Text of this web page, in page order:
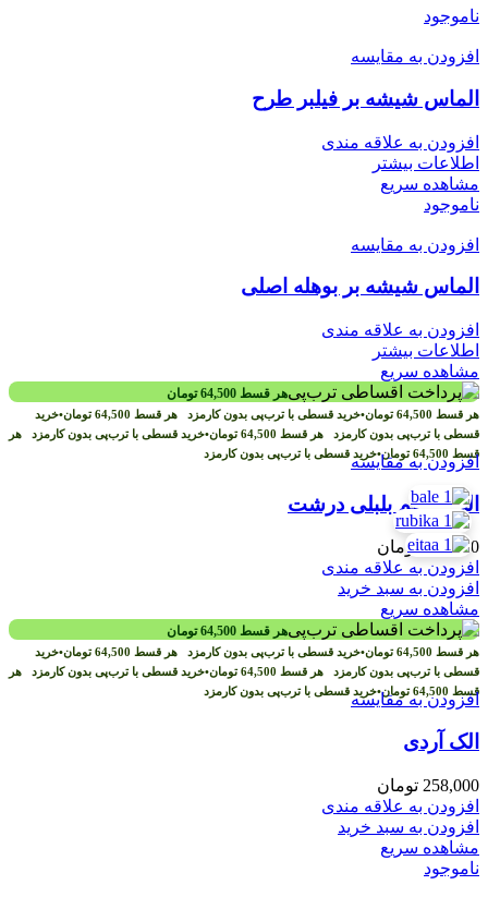
ناموجود
افزودن به مقایسه
الماس شیشه بر فیلبر طرح
افزودن به علاقه مندی
اطلاعات بیشتر
مشاهده سریع
ناموجود
افزودن به مقایسه
الماس شیشه بر بوهله اصلی
افزودن به علاقه مندی
اطلاعات بیشتر
مشاهده سریع
هر قسط 64,500 تومان
هر قسط 64,500 تومان•خرید قسطی با ترب‌پی بدون کارمزد هر قسط 64,500 تومان•خرید
قسطی با ترب‌پی بدون کارمزد هر قسط 64,500 تومان•خرید قسطی با ترب‌پی بدون کارمزد هر
قسط 64,500 تومان•خرید قسطی با ترب‌پی بدون کارمزدافزودن به مقایسه
الک چشم بلبلی درشت
258,000 تومان
افزودن به علاقه مندی
افزودن به سبد خرید
مشاهده سریع
هر قسط 64,500 تومان
هر قسط 64,500 تومان•خرید قسطی با ترب‌پی بدون کارمزد هر قسط 64,500 تومان•خرید
قسطی با ترب‌پی بدون کارمزد هر قسط 64,500 تومان•خرید قسطی با ترب‌پی بدون کارمزد هر
قسط 64,500 تومان•خرید قسطی با ترب‌پی بدون کارمزدافزودن به مقایسه
الک آردی
258,000 تومان
افزودن به علاقه مندی
افزودن به سبد خرید
مشاهده سریع
ناموجود